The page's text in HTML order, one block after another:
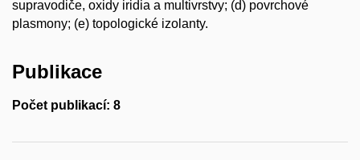
supravodiče, oxidy iridia a multivrstvy; (d) povrchové
plasmony; (e) topologické izolanty.
Publikace
Počet publikací: 8